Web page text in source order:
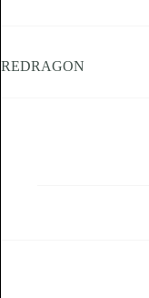
REDRAGON